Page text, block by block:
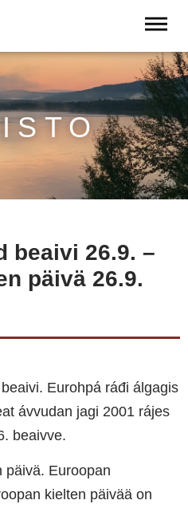
beaivi 26.9. –
päivä 26.9.
Eurohpá ráđi álgagis
ávvudan jagi 2001 rájes
beaivve.
päivä. Euroopan
kielten päivää on